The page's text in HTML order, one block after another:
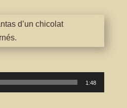
d’un chicolat
1:48